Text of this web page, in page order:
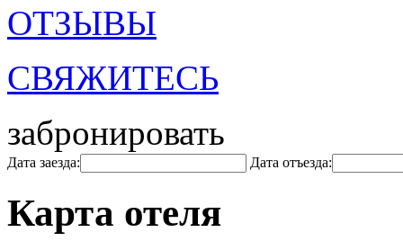
ОТЗЫВЫ
СВЯЖИТЕСЬ
забронировать
Дата заезда: Дата отъезда:
Карта отеля